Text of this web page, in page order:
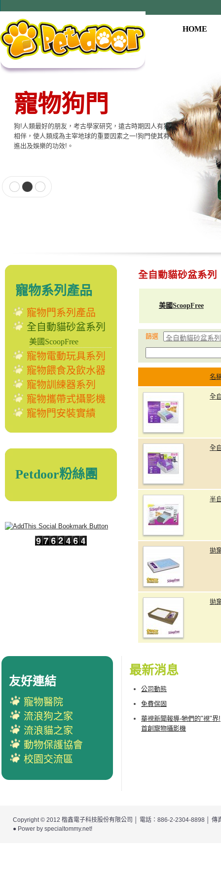
HOME
寵物狗門
狗!人類最好的朋友，考古學家研究，遠古時期因人有狗
相伴，使人類成為主宰地球的重要因素之一!狗門使其有
進出及娛樂的功效!。
寵物用品系列
本公司提供寵物專用相關產品，貓門、狗門、餵食器、
飲水器、寵物專用電子產品…等至尊的品質，大眾的價
格適合各種寵物使用。
寵物系列產品
寵物門系列產品
全自動貓砂盆系列
美國ScoopFree
寵物電動玩具系列
寵物餵食及飲水器
寵物訓練器系列
寵物攜帶式攝影機
寵物門安裝實績
Petdoor粉絲團
全自動貓砂盆系列
美國ScoopFree
篩選
名
全
全
半
拋
拋
最新消息
公司動態
免費保固
華視新聞報導-牠們的"視"界!
首創寵物攝影機
友好連結
寵物醫院
流浪狗之家
流浪貓之家
動物保護協會
校園交流區
Copyright © 2012 楷鑫電子科技股份有限公司
│ 電話：886-2-2304-8898 │
● Power by specialtommy.net!